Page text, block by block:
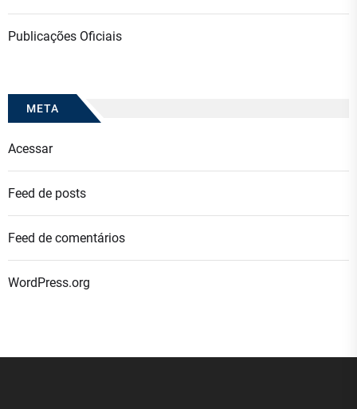
Publicações Oficiais
META
Acessar
Feed de posts
Feed de comentários
WordPress.org